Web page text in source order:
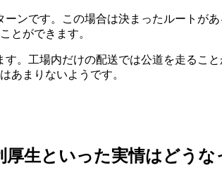
ンです。この場合は決まったルートがあ
とができます。
。工場内だけの配送では公道を走ること
あまりないようです。
生といった実情はどうな